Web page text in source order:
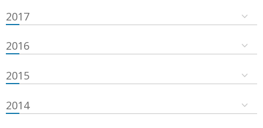
2017
2016
2015
2014